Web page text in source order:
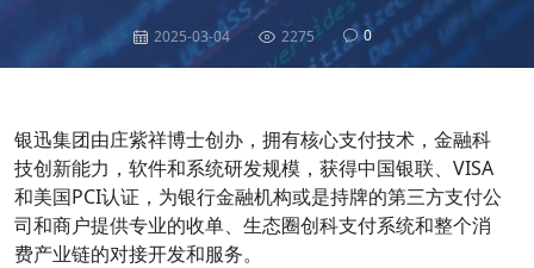
2025-03-04 2275 0
银迅集团由庄紫祥博士创办，拥有核心支付技术，金融科
技创新能力，软件和系统研发规模，获得中国银联、VISA
和美国PCI认证，为银行金融机构或是持牌的第三方支付公
司和商户提供专业的收单、生态圈创科支付系统和整个消
费产业链的对接开发和服务。